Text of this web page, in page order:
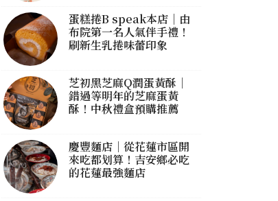
蛋糕捲B speak本店｜由
布院第一名人氣伴手禮！
刷新生乳捲味蕾印象
芝初黑芝麻Q潤蛋黃酥｜
錯過等明年的芝麻蛋黃
酥！中秋禮盒預購推薦
慶豐麵店｜從花蓮市區開
來吃都划算！吉安鄉必吃
的花蓮最強麵店